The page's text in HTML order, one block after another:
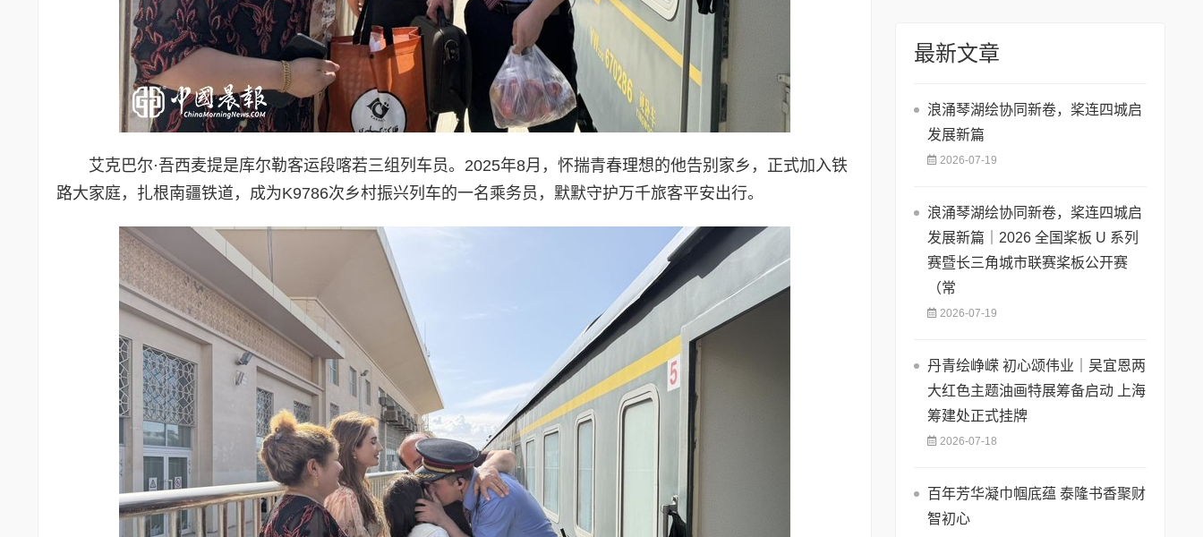
艾克巴尔·吾西麦提是库尔勒客运段喀若三组列车员。2025年8月，怀揣青春理想的他告别家乡，正式加入铁
路大家庭，扎根南疆铁道，成为K9786次乡村振兴列车的一名乘务员，默默守护万千旅客平安出行。
最新文章
浪涌琴湖绘协同新卷，桨连四城启
发展新篇
2026-07-19
浪涌琴湖绘协同新卷，桨连四城启
发展新篇｜2026 全国桨板 U 系列
赛暨长三角城市联赛桨板公开赛
（常
2026-07-19
丹青绘峥嵘 初心颂伟业｜吴宜恩两
大红色主题油画特展筹备启动 上海
筹建处正式挂牌
2026-07-18
百年芳华凝巾帼底蕴 泰隆书香聚财
智初心